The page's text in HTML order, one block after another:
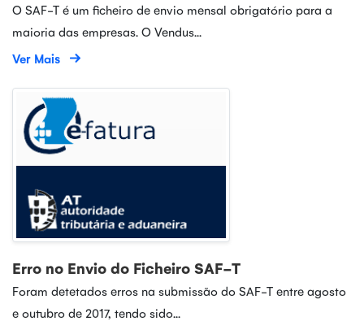
O SAF-T é um ficheiro de envio mensal obrigatório para a
maioria das empresas. O Vendus...
Ver Mais
Erro no Envio do Ficheiro SAF-T
Foram detetados erros na submissão do SAF-T entre agosto
e outubro de 2017, tendo sido...